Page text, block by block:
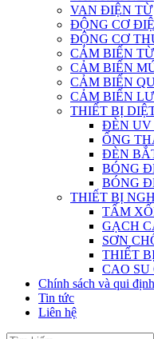
VAN ĐIỆN TỪ
ĐỘNG CƠ
ĐỘNG CƠ
CẢM BIẾN
CẢM BIẾN
CẢM BIẾN
CẢM BIẾN
THIẾT BỊ
ĐÈN UV
ỐNG
ĐÈN
BÓNG
BÓNG
THIẾT BỊ
TẤM
GẠCH
SƠN
THIẾT
CAO
Chính sách và qui định
Tin tức
Liên hệ